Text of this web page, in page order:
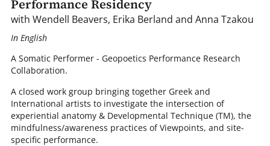
Performance Residency
with Wendell Beavers, Erika Berland and Anna Tzakou
In English
A Somatic Performer - Geopoetics Performance Research
Collaboration.
A closed work group bringing together Greek and
International artists to investigate the intersection of
experiential anatomy & Developmental Technique (TM), the
mindfulness/awareness practices of Viewpoints, and site-
specific performance.